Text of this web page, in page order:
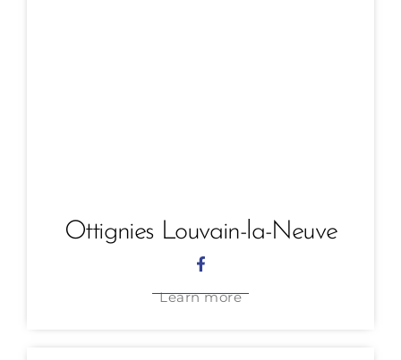
Ottignies Louvain-la-Neuve
Learn more